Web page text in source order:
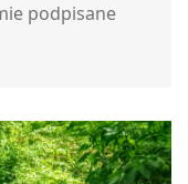
podpisane